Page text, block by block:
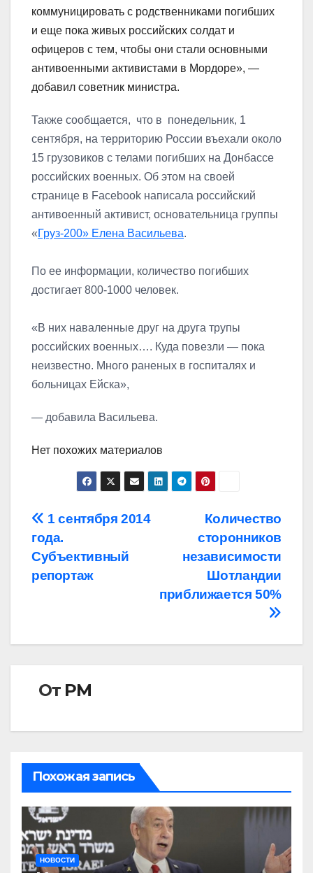
коммуницировать с родственниками погибших
и еще пока живых российских солдат и
офицеров с тем, чтобы они стали основными
антивоенными активистами в Мордоре», —
добавил советник министра.
Также сообщается, что в понедельник, 1
сентября, на территорию России въехали около
15 грузовиков с телами погибших на Донбассе
российских военных. Об этом на своей
странице в Facebook написала российский
антивоенный активист, основательница группы
«Груз-200» Елена Васильева.
По ее информации, количество погибших
достигает 800-1000 человек.
«В них наваленные друг на друга трупы
российских военных…. Куда повезли — пока
неизвестно. Много раненых в госпиталях и
больницах Ейска»,
— добавила Васильева.
Нет похожих материалов
Навигация
по
записям
Количество
сторонников
независимости
Шотландии
приближается 50%
1 сентября 2014
года.
Субъективный
репортаж
От РМ
Похожая запись
НОВОСТИ